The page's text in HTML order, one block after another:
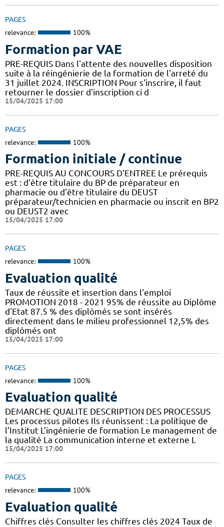
PAGES
relevance: 100%
Formation par VAE
PRE-REQUIS Dans l'attente des nouvelles disposition
suite à la réingénierie de la formation de l'arreté du
31 juillet 2024. INSCRIPTION Pour s'inscrire, il faut
retourner le dossier d'inscription ci d
15/04/2025 17:00
PAGES
relevance: 100%
Formation initiale / continue
PRE-REQUIS AU CONCOURS D'ENTREE Le prérequis
est : d'être titulaire du BP de préparateur en
pharmacie ou d'être titulaire du DEUST
préparateur/technicien en pharmacie ou inscrit en BP2
ou DEUST2 avec
15/04/2025 17:00
PAGES
relevance: 100%
Evaluation qualité
Taux de réussite et insertion dans l'emploi
PROMOTION 2018 - 2021 95% de réussite au Diplôme
d'Etat 87.5 % des diplômés se sont insérés
directement dans le milieu professionnel 12,5% des
diplômés ont
15/04/2025 17:00
PAGES
relevance: 100%
Evaluation qualité
DEMARCHE QUALITE DESCRIPTION DES PROCESSUS
Les processus pilotes Ils réunissent : La politique de
l’Institut L’ingénierie de formation Le management de
la qualité La communication interne et externe L
15/04/2025 17:00
PAGES
relevance: 100%
Evaluation qualité
Chiffres clés Consulter les chiffres clés 2024 Taux de